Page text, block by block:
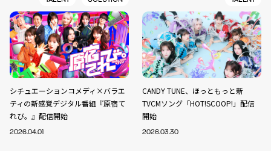
シチュエーションコメディ×バラエ
ティの新感覚デジタル番組『原宿て
れび。』配信開始
2026.04.01
CANDY TUNE、ほっともっと新
TVCMソング「HOT!SCOOP!」配信
開始
2026.03.30